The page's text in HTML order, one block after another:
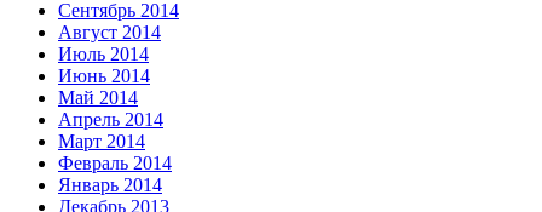
Сентябрь 2014
Август 2014
Июль 2014
Июнь 2014
Май 2014
Апрель 2014
Март 2014
Февраль 2014
Январь 2014
Декабрь 2013